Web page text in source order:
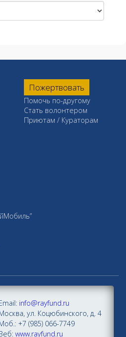
Пожертвовать
Помочь по-другому
Стать волонтером
Приютам / Кураторам
info@rayfund.ru
ул. Коцюбинского, д. 4
+7 (985) 066-7749
www.rayfund.ru